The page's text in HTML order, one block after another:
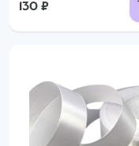
130 ₽